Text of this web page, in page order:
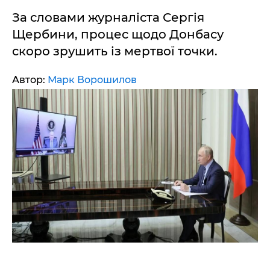
За словами журналіста Сергія
Щербини, процес щодо Донбасу
скоро зрушить із мертвої точки.
Автор: Марк Ворошилов